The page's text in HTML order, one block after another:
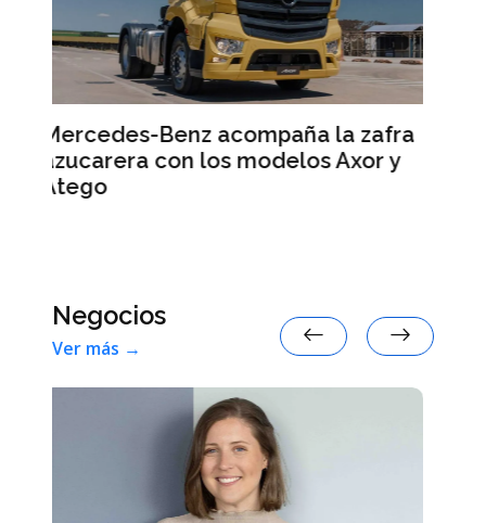
la zafra
Axor y
Smart #2: la marca anticipa
detalles de su nuevo auto
Negocios
Ver más →